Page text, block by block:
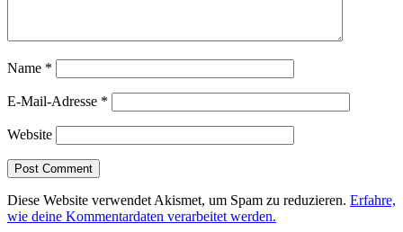
Name *
E-Mail-Adresse *
Website
Diese Website verwendet Akismet, um Spam zu reduzieren. Erfahre,
wie deine Kommentardaten verarbeitet werden.